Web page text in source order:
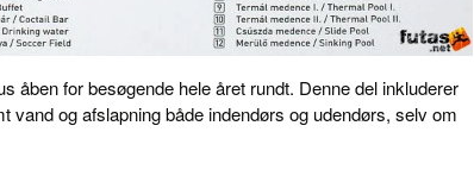
åben for besøgende hele året rundt. Denne del inkluderer
og afslapning både indendørs og udendørs, selv om